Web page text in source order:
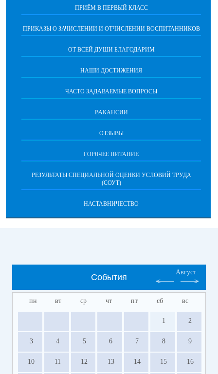
ПРИЁМ В ПЕРВЫЙ КЛАСС
ПРИКАЗЫ О ЗАЧИСЛЕНИИ И ОТЧИСЛЕНИИ ВОСПИТАННИКОВ
ОТ ВСЕЙ ДУШИ БЛАГОДАРИМ
НАШИ ДОСТИЖЕНИЯ
ЧАСТО ЗАДАВАЕМЫЕ ВОПРОСЫ
ВАКАНСИИ
ОТЗЫВЫ
ГОРЯЧЕЕ ПИТАНИЕ
РЕЗУЛЬТАТЫ СПЕЦИАЛЬНОЙ ОЦЕНКИ УСЛОВИЙ ТРУДА
(СОУТ)
НАСТАВНИЧЕСТВО
События
Август
пн вт ср чт пт сб вс
1 2
3 4 5 6 7 8 9
10 11 12 13 14 15 16